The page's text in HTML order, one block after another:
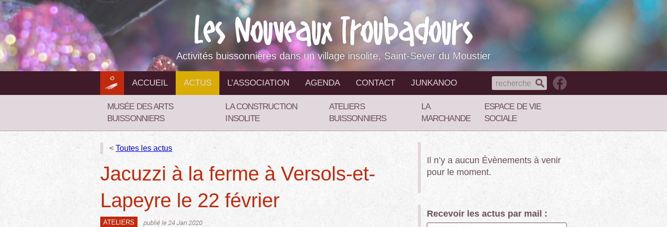
Aller
au
contenu
Activités buissonnières dans un village insolite, Saint-Sever du Moustier
ACCUEIL ACTUS L’ASSOCIATION AGENDA CONTACT JUNKANOO
MUSÉE DES ARTS
BUISSONNIERS
LA CONSTRUCTION
INSOLITE
ATELIERS
BUISSONNIERS
LA
MARCHANDE
ESPACE DE VIE
SOCIALE
< Toutes les actus
Jacuzzi à la ferme à Versols-et-
Lapeyre le 22 février
ATELIERS publié le 24 Jan 2020
Il n’y a aucun Évènements à venir
pour le moment.
Recevoir les actus par mail :